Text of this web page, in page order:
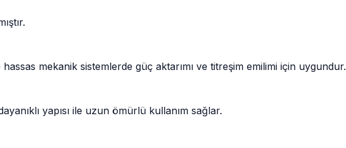
mekanik sistemlerde güç aktarımı ve titreşim emilimi için uygundur.
yapısı ile uzun ömürlü kullanım sağlar.